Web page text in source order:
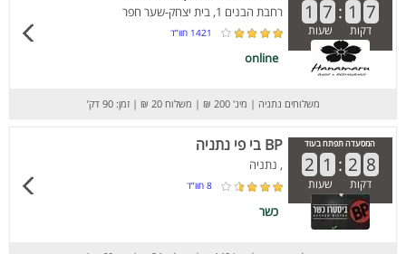
1 7 : 1 7
דקות שעות
רחבת הבנים 1, בית יצחק-שער חפר
1421 חוו”ד
online
משלוחים נתניה | מינ' 200 ₪ | משלוח 20 ₪ | זמן: 90 דק’
המסעדה תפתח בעוד
2 1 : 2 8
דקות שעות
BP בי פי נתניה
, נתניה
8 חוו”ד
כשר